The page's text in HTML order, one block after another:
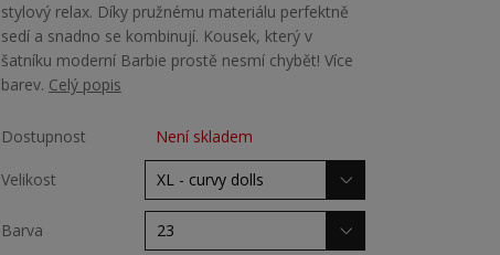
stylový relax. Díky pružnému materiálu perfektně
sedí a snadno se kombinují. Kousek, který v
šatníku moderní Barbie prostě nesmí chybět! Více
barev. Celý popis
Dostupnost Není skladem
Velikost
Barva